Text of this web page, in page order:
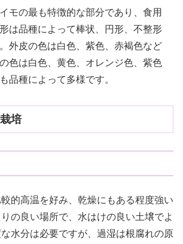
イモの最も特徴的な部分であり、食用
は品種によって棒状、円形、不整形
外皮の色は白色、紫色、赤褐色など
色は白色、黄色、オレンジ色、紫色
品種によって多様です。
培
的高温を好み、乾燥にもある程度強い
の良い場所で、水はけの良い土壌でよ
水分は必要ですが、過湿は根腐れの原